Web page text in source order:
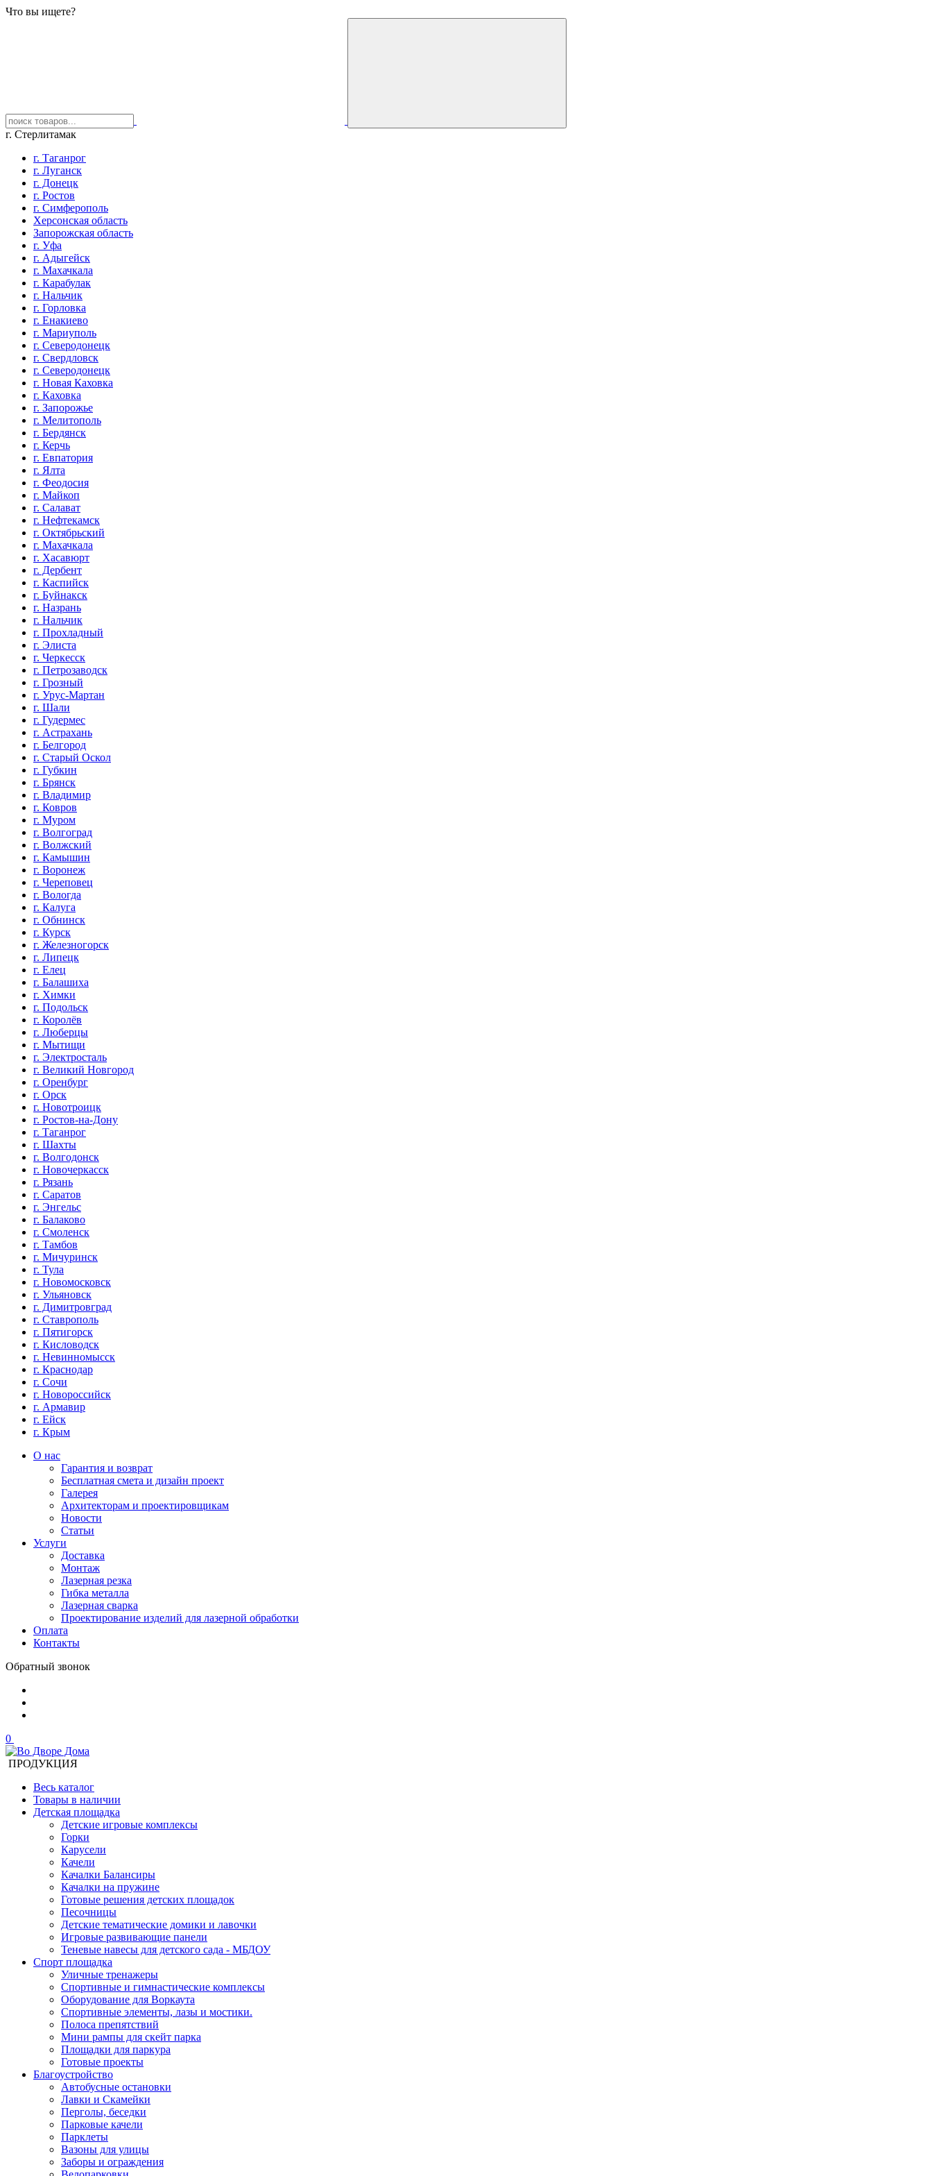
Что вы ищете?
г. Стерлитамак
г. Таганрог
г. Луганск
г. Донецк
г. Ростов
г. Симферополь
Херсонская область
Запорожская область
г. Уфа
г. Адыгейск
г. Махачкала
г. Карабулак
г. Нальчик
г. Горловка
г. Енакиево
г. Мариуполь
г. Северодонецк
г. Свердловск
г. Северодонецк
г. Новая Каховка
г. Каховка
г. Запорожье
г. Мелитополь
г. Бердянск
г. Керчь
г. Евпатория
г. Ялта
г. Феодосия
г. Майкоп
г. Салават
г. Нефтекамск
г. Октябрьский
г. Махачкала
г. Хасавюрт
г. Дербент
г. Каспийск
г. Буйнакск
г. Назрань
г. Нальчик
г. Прохладный
г. Элиста
г. Черкесск
г. Петрозаводск
г. Грозный
г. Урус-Мартан
г. Шали
г. Гудермес
г. Астрахань
г. Белгород
г. Старый Оскол
г. Губкин
г. Брянск
г. Владимир
г. Ковров
г. Муром
г. Волгоград
г. Волжский
г. Камышин
г. Воронеж
г. Череповец
г. Вологда
г. Калуга
г. Обнинск
г. Курск
г. Железногорск
г. Липецк
г. Елец
г. Балашиха
г. Химки
г. Подольск
г. Королёв
г. Люберцы
г. Мытищи
г. Электросталь
г. Великий Новгород
г. Оренбург
г. Орск
г. Новотроицк
г. Ростов-на-Дону
г. Таганрог
г. Шахты
г. Волгодонск
г. Новочеркасск
г. Рязань
г. Саратов
г. Энгельс
г. Балаково
г. Смоленск
г. Тамбов
г. Мичуринск
г. Тула
г. Новомосковск
г. Ульяновск
г. Димитровград
г. Ставрополь
г. Пятигорск
г. Кисловодск
г. Невинномысск
г. Краснодар
г. Сочи
г. Новороссийск
г. Армавир
г. Ейск
г. Крым
О нас
Гарантия и возврат
Бесплатная смета и дизайн проект
Галерея
Архитекторам и проектировщикам
Новости
Статьи
Услуги
Доставка
Монтаж
Лазерная резка
Гибка металла
Лазерная сварка
Проектирование изделий для лазерной обработки
Оплата
Контакты
Обратный звонок
0
ПРОДУКЦИЯ
Весь каталог
Товары в наличии
Детская площадка
Детские игровые комплексы
Горки
Карусели
Качели
Качалки Балансиры
Качалки на пружине
Готовые решения детских площадок
Песочницы
Детские тематические домики и лавочки
Игровые развивающие панели
Теневые навесы для детского сада - МБДОУ
Спорт площадка
Уличные тренажеры
Спортивные и гимнастические комплексы
Оборудование для Воркаута
Спортивные элементы, лазы и мостики.
Полоса препятствий
Мини рампы для скейт парка
Площадки для паркура
Готовые проекты
Благоустройство
Автобусные остановки
Лавки и Скамейки
Перголы, беседки
Парковые качели
Парклеты
Вазоны для улицы
Заборы и ограждения